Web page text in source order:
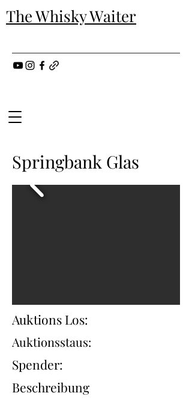
The Whisky Waiter
Springbank Glas
Auktions Los:
Auktionsstaus:
Spender:
Beschreibung